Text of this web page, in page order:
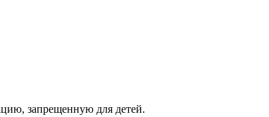
зaпpeщeнную для дeтeй.